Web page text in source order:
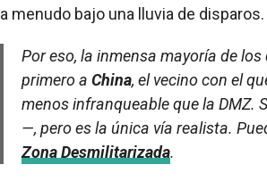
a menudo bajo una lluvia de disparos.
Por eso, la inmensa mayoría de los
primero a China, el vecino con el
menos infranqueable que la DMZ.
—, pero es la única vía realista.
Zona Desmilitarizada.